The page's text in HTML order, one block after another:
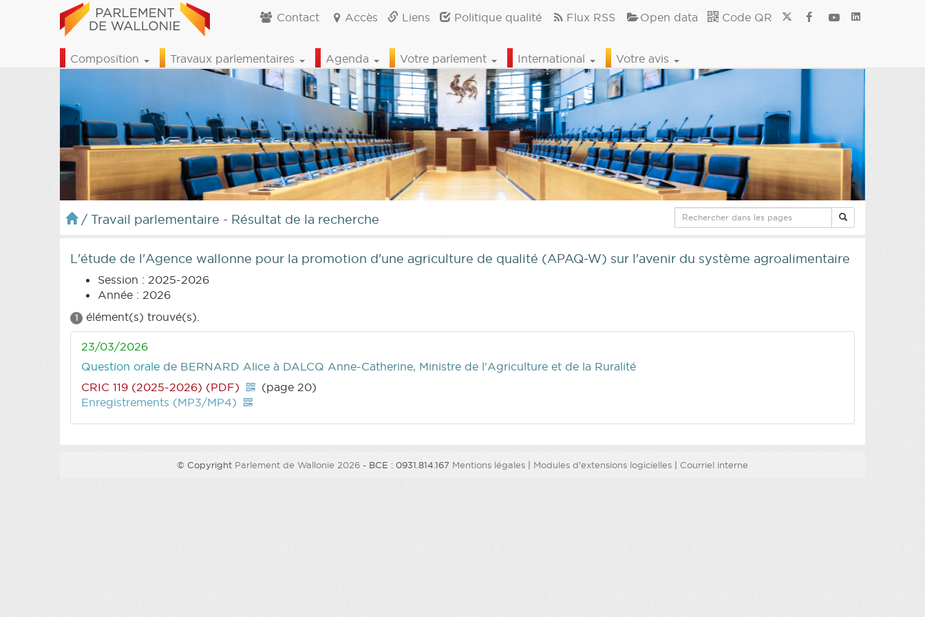
Contact Accès Liens Politique qualité Flux RSS Open data Code QR
Composition Travaux parlementaires Agenda Votre parlement International Votre avis
/ Travail parlementaire - Résultat de la recherche
L'étude de l'Agence wallonne pour la promotion d'une agriculture de qualité (APAQ-W) sur l'avenir du système agroalimentaire
Session : 2025-2026
Année : 2026
1 élément(s) trouvé(s).
23/03/2026
Question orale de BERNARD Alice à DALCQ Anne-Catherine, Ministre de l'Agriculture et de la Ruralité
CRIC 119 (2025-2026) (PDF)
(page 20)
Enregistrements (MP3/MP4)
© Copyright Parlement de Wallonie 2026 - BCE : 0931.814.167 Mentions légales | Modules d'extensions logicielles | Courriel interne